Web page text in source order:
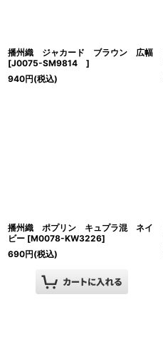
播州織 ジャカード ブラウン 広幅
[J0075-SM9814 ]
940円(税込)
播州織 ポプリン キュプラ混 ネイ
ビー [M0078-KW3226]
690円(税込)